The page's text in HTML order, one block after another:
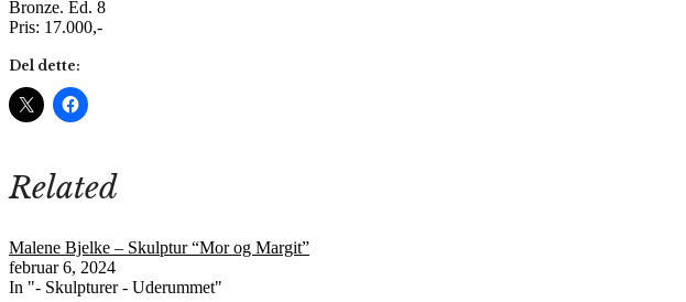
Bronze. Ed. 8
Pris: 17.000,-
Del dette:
Related
Malene Bjelke – Skulptur “Mor og Margit”
februar 6, 2024
In "- Skulpturer - Uderummet"